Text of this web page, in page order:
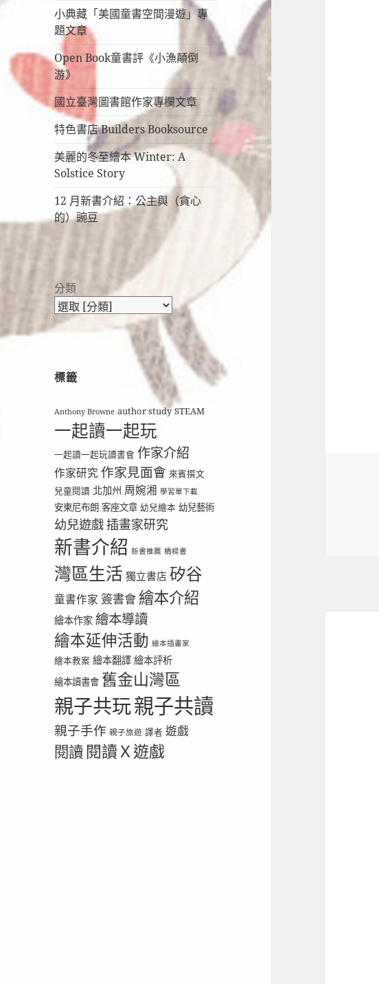
小典藏「美國童書空間漫遊」專
題文章
Open Book童書評《小漁顛倒
游》
國立臺灣圖書館作家專欄文章
特色書店 Builders Booksource
美麗的冬至繪本 Winter: A
Solstice Story
12 月新書介紹：公主與（貪心
的）豌豆
分類
標籤
Anthony Browne author study STEAM
一起讀一起玩
一起讀一起玩讀書會 作家介紹
作家研究 作家見面會 來賓撰文
兒童閱讀 北加州 周婉湘 學習單下載
安東尼布朗 客座文章 幼兒繪本 幼兒藝術
幼兒遊戲插畫家研究
新書介紹 新書推薦 橋樑書
灣區生活 獨立書店 矽谷
童書作家 簽書會 繪本介紹
繪本作家 繪本導讀
繪本延伸活動 繪本插畫家
繪本教案 繪本翻譯 繪本評析
繪本讀書會 舊金山灣區
親子共玩親子共讀
親子手作 親子旅遊 譯者 遊戲
閱讀 閱讀Ｘ遊戲